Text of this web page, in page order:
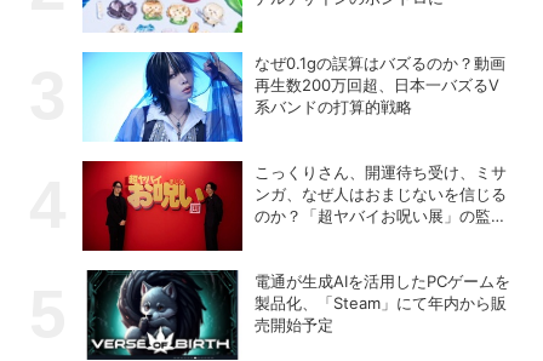
なぜ0.1gの誤算はバズるのか？動画
再生数200万回超、日本一バズるV
系バンドの打算的戦略
こっくりさん、開運待ち受け、ミサ
ンガ、なぜ人はおまじないを信じる
のか？「超ヤバイお呪い展」の監修
電通が生成AIを活用したPCゲームを
製品化、「Steam」にて年内から販
売開始予定